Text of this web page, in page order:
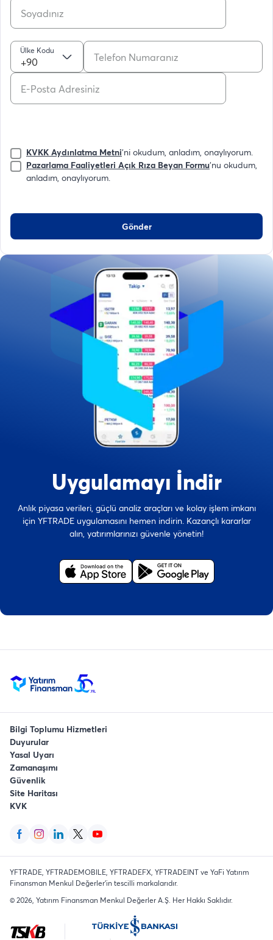
Ülke Kodu
+90
KVKK Aydınlatma Metni'ni okudum, anladım, onaylıyorum.
Pazarlama Faaliyetleri Açık Rıza Beyan Formu'nu okudum,
anladım, onaylıyorum.
Gönder
Uygulamayı İndir
Anlık piyasa verileri, güçlü analiz araçları ve kolay işlem imkanı
için YFTRADE uygulamasını hemen indirin. Kazançlı kararlar
alın, yatırımlarınızı güvenle yönetin!
Bilgi Toplumu Hizmetleri
Duyurular
Yasal Uyarı
Zamanaşımı
Güvenlik
Site Haritası
KVK
YFTRADE, YFTRADEMOBILE, YFTRADEFX, YFTRADEINT ve YaFi Yatırım
Finansman Menkul Değerler'in tescilli markalarıdır.
©2026 , Yatırım Finansman Menkul Değerler A.Ş. Her Hakkı Saklıdır.